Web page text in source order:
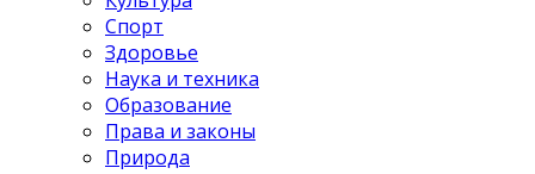
Спорт
Здоровье
Наука и техника
Образование
Права и законы
Природа